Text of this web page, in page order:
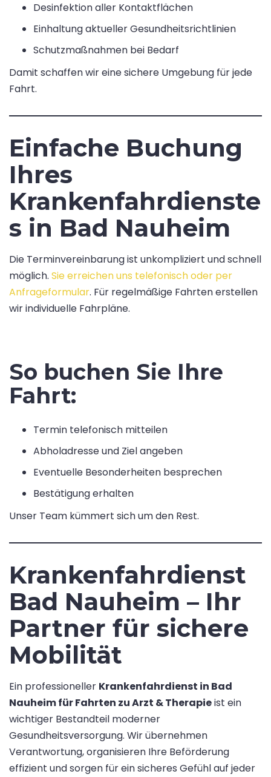
Desinfektion aller Kontaktflächen
Einhaltung aktueller Gesundheitsrichtlinien
Schutzmaßnahmen bei Bedarf
Damit schaffen wir eine sichere Umgebung für jede
Fahrt.
Einfache Buchung
Ihres
Krankenfahrdienste
s in Bad Nauheim
Die Terminvereinbarung ist unkompliziert und schnell
möglich. Sie erreichen uns telefonisch oder per
Anfrageformular. Für regelmäßige Fahrten erstellen
wir individuelle Fahrpläne.
So buchen Sie Ihre
Fahrt:
Termin telefonisch mitteilen
Abholadresse und Ziel angeben
Eventuelle Besonderheiten besprechen
Bestätigung erhalten
Unser Team kümmert sich um den Rest.
Krankenfahrdienst
Bad Nauheim – Ihr
Partner für sichere
Mobilität
Ein professioneller Krankenfahrdienst in Bad
Nauheim für Fahrten zu Arzt & Therapieist ein
wichtiger Bestandteil moderner
Gesundheitsversorgung. Wir übernehmen
Verantwortung, organisieren Ihre Beförderung
effizient und sorgen für ein sicheres Gefühl auf jeder